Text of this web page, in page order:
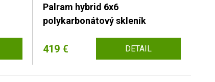
Palram hybrid 6x6
polykarbonátový skleník
419 € DETAIL